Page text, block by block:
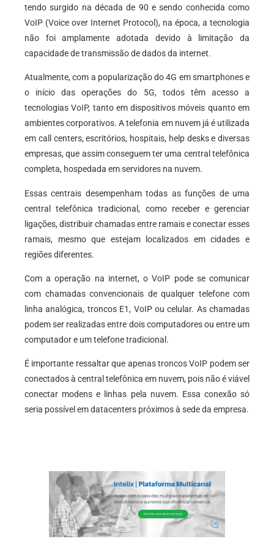
tendo surgido na década de 90 e sendo conhecida como
VoIP (Voice over Internet Protocol), na época, a tecnologia
não foi amplamente adotada devido à limitação da
capacidade de transmissão de dados da internet.
Atualmente, com a popularização do 4G em smartphones e
o início das operações do 5G, todos têm acesso a
tecnologias VoIP, tanto em dispositivos móveis quanto em
ambientes corporativos. A telefonia em nuvem já é utilizada
em call centers, escritórios, hospitais, help desks e diversas
empresas, que assim conseguem ter uma central telefônica
completa, hospedada em servidores na nuvem.
Essas centrais desempenham todas as funções de uma
central telefônica tradicional, como receber e gerenciar
ligações, distribuir chamadas entre ramais e conectar esses
ramais, mesmo que estejam localizados em cidades e
regiões diferentes.
Com a operação na internet, o VoIP pode se comunicar
com chamadas convencionais de qualquer telefone com
linha analógica, troncos E1, VoIP ou celular. As chamadas
podem ser realizadas entre dois computadores ou entre um
computador e um telefone tradicional.
É importante ressaltar que apenas troncos VoIP podem ser
conectados à central telefônica em nuvem, pois não é viável
conectar modens e linhas pela nuvem. Essa conexão só
seria possível em datacenters próximos à sede da empresa.